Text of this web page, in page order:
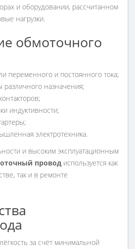
и оборудовании, рассчитанном
нагрузки.
обмоточного
переменного и постоянного тока;
различного назначения;
индуктивности;
электротехника.
и высоким эксплуатационным
провод используется как
так и в ремонте
за счёт минимальной